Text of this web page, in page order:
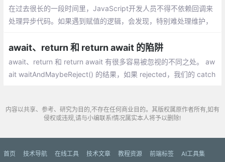
在过去很长的一段时间里，JavaScript开发人员不得不依赖回调来
处理异步代码。如果遇到赋值的逻辑，会发现，特别难处理维护，
await、return 和 return await 的陷阱
await、return 和 return await 有很多容易被忽视的不同之处。 aw
ait waitAndMaybeReject() 的结果，如果 rejected，我们的 catch
内容以共享、参考、研究为目的,不存在任何商业目的。其版权属原作者所有,如有
侵权或违规,请与小编联系!情况属实本人将予以删除!
首页 技术导航 在线工具 技术文章 教程资源 前端标签 AI工具集